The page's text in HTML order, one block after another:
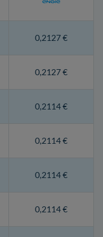
0,2127 €
0,2127 €
0,2114 €
0,2114 €
0,2114 €
0,2114 €